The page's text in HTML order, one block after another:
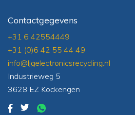
Contactgegevens
+31 6 42554449
+31 (0)6 42 55 44 49
info@ljgelectronicsrecycling.nl
Industrieweg 5
3628 EZ Kockengen